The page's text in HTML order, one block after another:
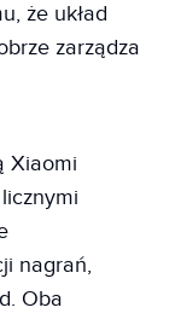
że układ
zarządza
Xiaomi
nagrań,
Oba